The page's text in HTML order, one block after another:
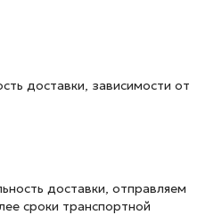
доставки, зависимости от
доставки, отправляем
сроки транспортной